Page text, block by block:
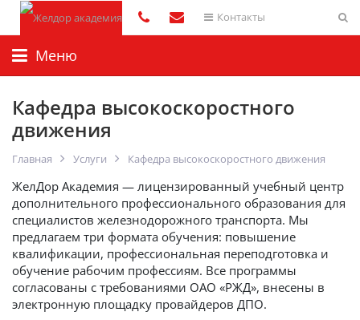
Контакты
Меню
Кафедра высокоскоростного
движения
Главная Услуги Кафедра высокоскоростного движения
ЖелДор Академия — лицензированный учебный центр
дополнительного профессионального образования для
специалистов железнодорожного транспорта. Мы
предлагаем три формата обучения: повышение
квалификации, профессиональная переподготовка и
обучение рабочим профессиям. Все программы
согласованы с требованиями ОАО «РЖД», внесены в
электронную площадку провайдеров ДПО.